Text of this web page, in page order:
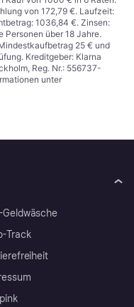
von 172,79 €. Laufzeit:
1036,84 €. Zinsen:
Personen über 18 Jahre.
25 € und
Kreditgeber: Klarna
Reg. Nr.: 556737-
unter
Track